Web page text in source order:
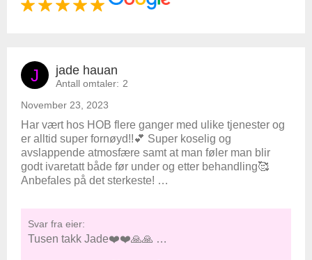
J jade hauan
Antall omtaler: 2
November 23, 2023
Har vært hos HOB flere ganger med ulike tjenester og
er alltid super fornøyd!!💕 Super koselig og
avslappende atmosfære samt at man føler man blir
godt ivaretatt både før under og etter behandling🥰
Anbefales på det sterkeste! …
Svar fra eier:
Tusen takk Jade❤️❤️🙏🙏 …